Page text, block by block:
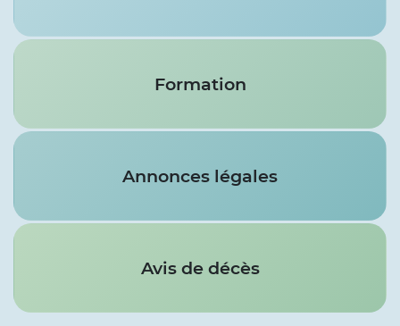
Formation
Annonces légales
Avis de décès